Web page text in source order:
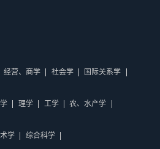
经营、商学 社会学 国际关系学
理学 工学 农、水产学
学 综合科学